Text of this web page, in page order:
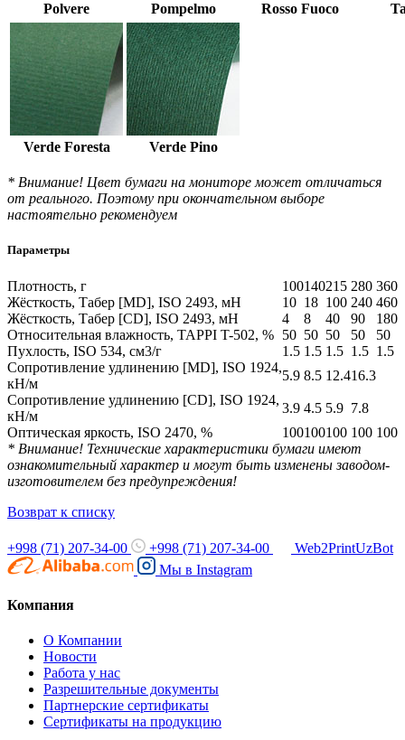
Polvere Pompelmo Rosso Fuoco
Verde Foresta Verde Pino
* Внимание! Цвет бумаги на мониторе может отличаться
от реального. Поэтому при окончательном выборе
настоятельно рекомендуем
Параметры
Плотность, г 100140215 280 360
Жёсткость, Табер [MD], ISO 2493, мН
10 18 100 240 460
Жёсткость, Табер [CD], ISO 2493, мН
4 8 40 90
180
Относительная влажность, TAPPI T-502, % 50 50 50 50
50
Пухлость, ISO 534, см3/г
1.5 1.5 1.5 1.5 1.5
Сопротивление удлинению [MD], ISO 1924,
кН/м
5.9 8.5 12.416.3
Сопротивление удлинению [CD], ISO 1924,
кН/м
3.9 4.5 5.9 7.8
Оптическая яркость, ISO 2470, %
100100100 100 100
* Внимание! Технические характеристики бумаги имеют
ознакомительный характер и могут быть изменены заводом-
изготовителем без предупреждения!
Возврат к списку
+998 (71) 207-34-00 +998 (71) 207-34-00
Web2PrintUzBot
Мы в Instagram
Компания
О Компании
Новости
Работа у нас
Разрешительные документы
Партнерские сертификаты
Сертификаты на продукцию